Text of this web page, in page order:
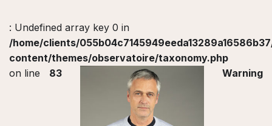
: Undefined array key 0 in
/home/clients/
content/themes/observatoire/taxonomy.php
on line
83 Warning